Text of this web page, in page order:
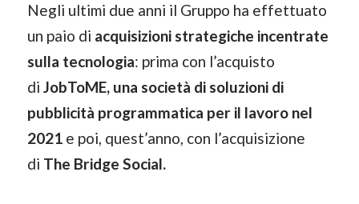
Negli ultimi due anni il Gruppo ha effettuato
un paio di acquisizioni strategiche incentrate
sulla tecnologia: prima con l’acquisto
di JobToME, una società di soluzioni di
pubblicità programmatica per il lavoro nel
2021e poi, quest’anno, con l’acquisizione
di The Bridge Social.